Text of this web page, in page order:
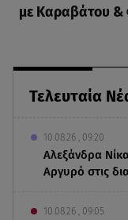
Τελευταία
10.08.26 , 09:20
Αλεξάνδρα
Αργυρό στις
10.08.26 , 09:05
με Καραβάτου &